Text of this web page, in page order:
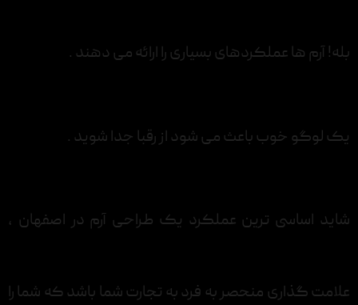
بله! آرم ها عملکردهای بسیاری را ارائه می دهند .
یک لوگو خوب باعث می شود از رقبا جدا شوید .
شاید اساسی ترین عملکرد یک طراحی آرم در اصفهان ،
علامت گذاری منحصر به فرد به تجارت شما باشد که شما را